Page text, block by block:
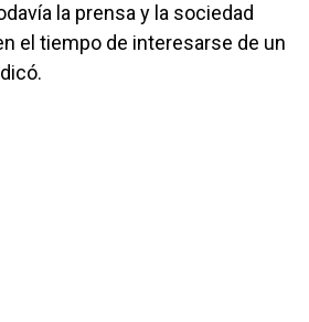
la prensa y la sociedad
el tiempo de interesarse de un